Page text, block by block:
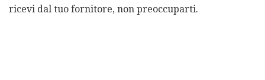
ricevi dal tuo fornitore, non preoccuparti.